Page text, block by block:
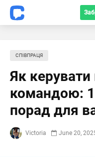
СПІВПРАЦЯ
Як
командою:
порад для
Victoria June 20,